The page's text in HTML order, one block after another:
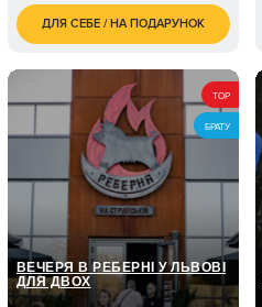
2 200
грн
4 ос. / Майстерня да
Вінчі / 1 година
1 700
грн
4 ос. / Секретний
Архів / 1 година
1 700
4 ос. / Мумія / 60
1 550
6 ос. / Хованки в
темряві / 1 година
2 200
грн
4 ос. / Сталкер/ 1
2 000
ДЛЯ СЕБЕ / НА ПОДАРУНОК
TOP
БРАТУ
ВЕЧЕРЯ В РЕБЕРНІ У ЛЬВОВІ
ДЛЯ ДВОХ